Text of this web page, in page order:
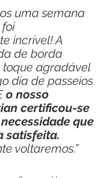
uma semana
foi
incrível! A
de borda
toque agradável
dia de passeios
o nosso
certificou-se
que
satisfeita.
voltaremos.”